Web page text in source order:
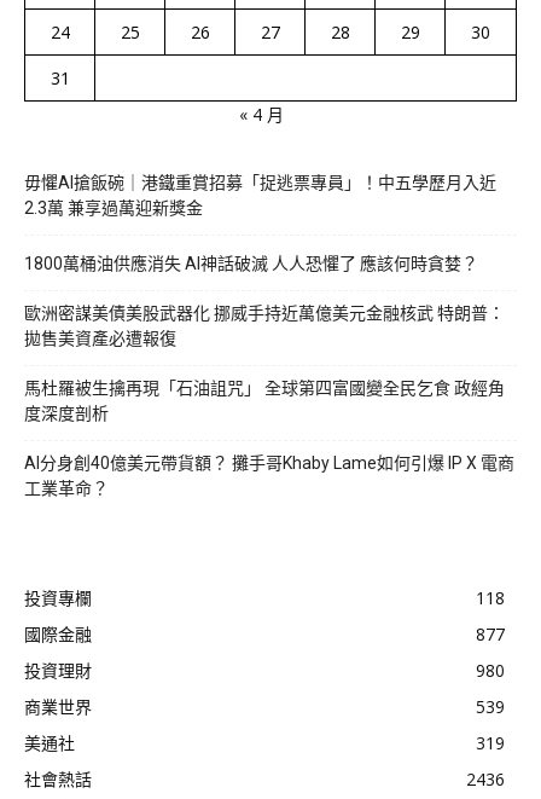
24
25 26 27 28 29
30
31
« 4 月
毋懼AI搶飯碗｜港鐵重賞招募「捉逃票專員」！中五學歷月入近
2.3萬 兼享過萬迎新獎金
1800萬桶油供應消失 AI神話破滅 人人恐懼了 應該何時貪婪？
歐洲密謀美債美股武器化 挪威手持近萬億美元金融核武 特朗普：
拋售美資產必遭報復
馬杜羅被生擒再現「石油詛咒」 全球第四富國變全民乞食 政經角
度深度剖析
AI分身創40億美元帶貨額？ 攤手哥Khaby Lame如何引爆 IP X 電商
工業革命？
投資專欄
118
國際金融
877
投資理財
980
商業世界
539
美通社
319
社會熱話
2436